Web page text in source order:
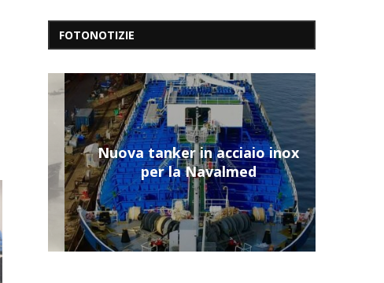
FOTONOTIZIE
Nuova tanker in acciaio inox
per la Navalmed